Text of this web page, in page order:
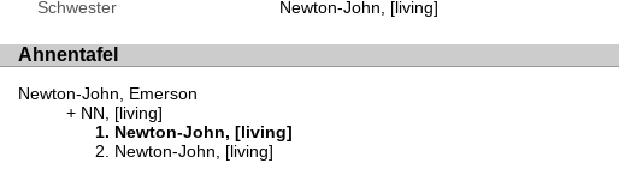
Schwester
Newton-John, [living]
Ahnentafel
Newton-John, Emerson
NN, [living]
Newton-John, [living]
Newton-John, [living]